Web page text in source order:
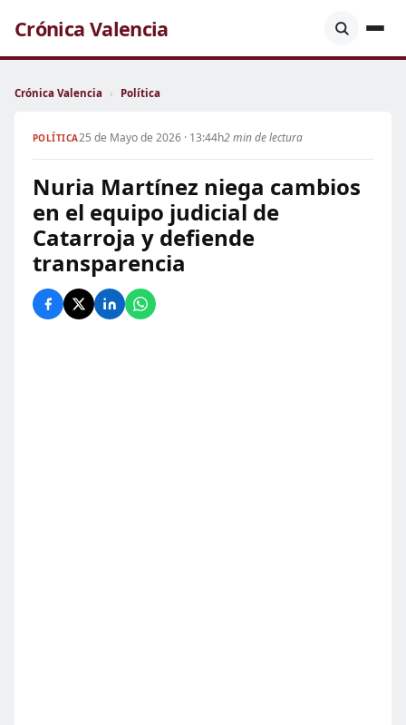
Crónica Valencia
Crónica Valencia › Política
POLÍTICA25 de Mayo de 2026 · 13:44h2 min de lectura
Nuria Martínez niega cambios
en el equipo judicial de
Catarroja y defiende
transparencia